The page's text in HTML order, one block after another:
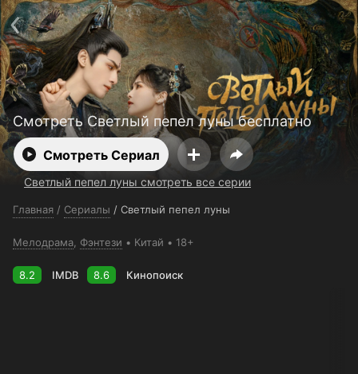
Смотреть Светлый пепел луны бесплатно
Смотреть Сериал
Светлый пепел луны смотреть все серии
Главная / Сериалы / Светлый пепел луны
Мелодрама Фэнтези Китай 18+
8.2 IMDB 8.6 Кинопоиск
Поддержка:support@24h.tv
О сервисе
Пользовательское соглашение
Политика конфиденциальности
Для партнёров
Открыть приложение
Ввести промокод
Установить на ТВ
Бесплатные каналы Контакты